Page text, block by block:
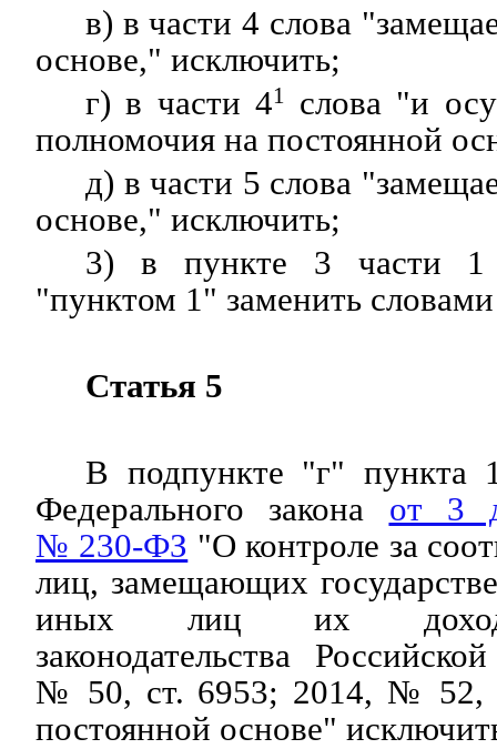
в) в части 4 слова
основе," исключить;
г) в части 41
слова "и
полномочия на постоянной
д) в части 5 слова
основе," исключить;
3) в пункте 3 части 1
"пунктом 1" заменить
Статья 5
В подпункте "г" пункта
Федерального закона от 3
№ 230-ФЗ "О контроле за
лиц, замещающих
иных лиц их
законодательства
№ 50, ст. 6953; 2014, № 52,
постоянной основе"